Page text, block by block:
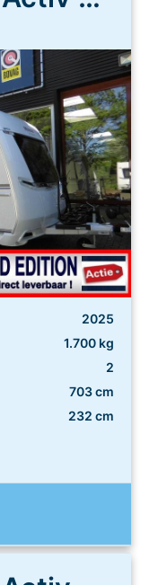
2025
1.700 kg
2
703 cm
232 cm